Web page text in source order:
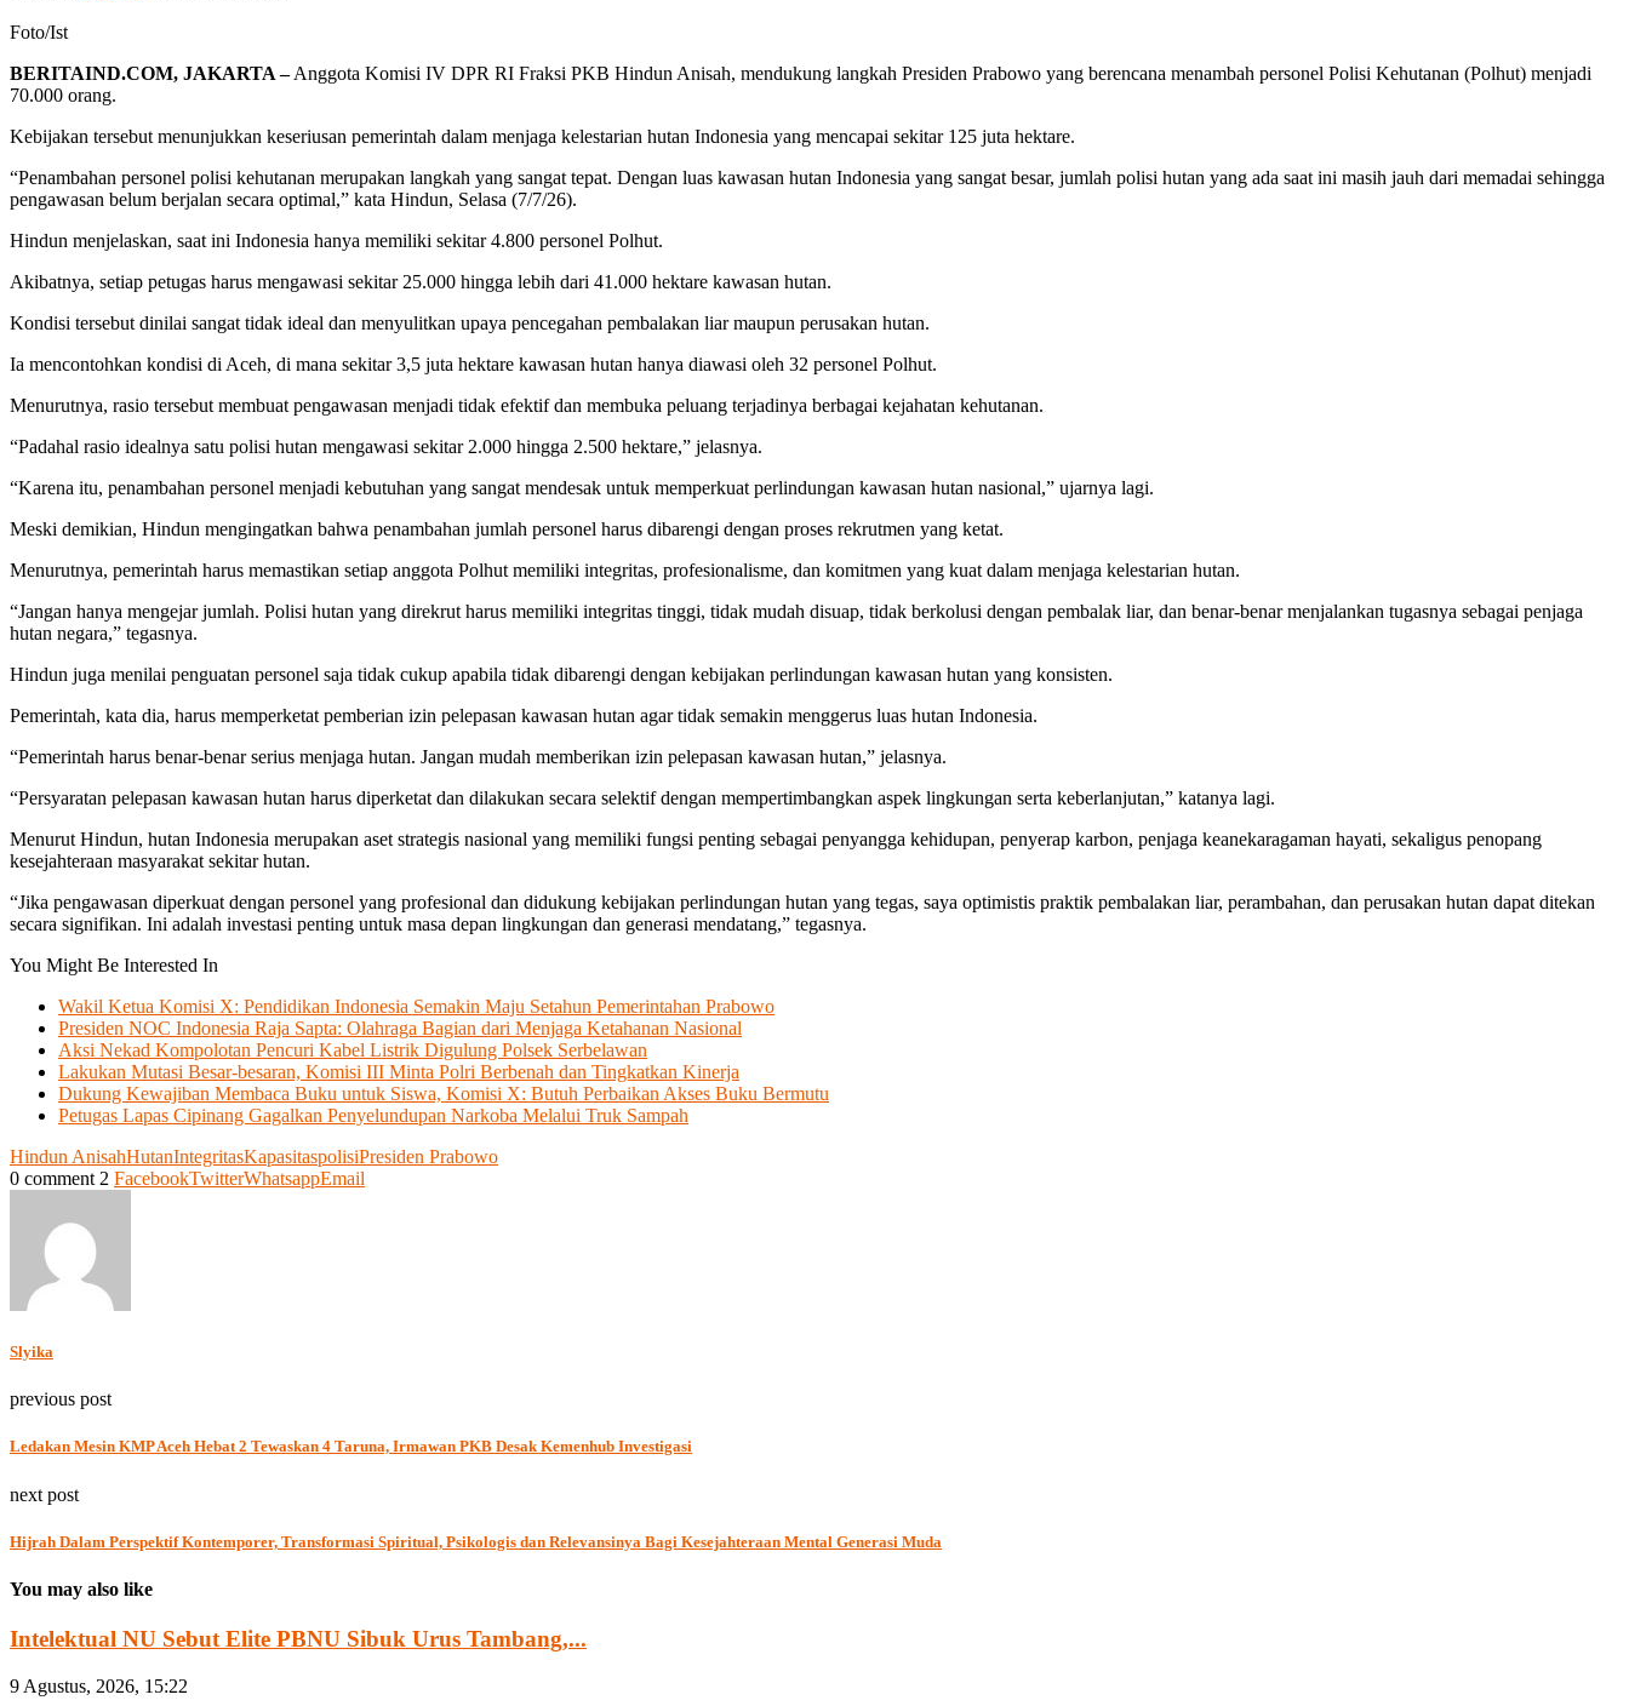
Foto/Ist
BERITAIND.COM, JAKARTA –Anggota Komisi IV DPR RI Fraksi PKB Hindun Anisah, mendukung langkah Presiden Prabowo yang berencana menambah personel Polisi Kehutanan (Polhut) menjadi
70.000 orang.
Kebijakan tersebut menunjukkan keseriusan pemerintah dalam menjaga kelestarian hutan Indonesia yang mencapai sekitar 125 juta hektare.
“Penambahan personel polisi kehutanan merupakan langkah yang sangat tepat. Dengan luas kawasan hutan Indonesia yang sangat besar, jumlah polisi hutan yang ada saat ini masih jauh dari memadai sehingga
pengawasan belum berjalan secara optimal,” kata Hindun, Selasa (7/7/26).
Hindun menjelaskan, saat ini Indonesia hanya memiliki sekitar 4.800 personel Polhut.
Akibatnya, setiap petugas harus mengawasi sekitar 25.000 hingga lebih dari 41.000 hektare kawasan hutan.
Kondisi tersebut dinilai sangat tidak ideal dan menyulitkan upaya pencegahan pembalakan liar maupun perusakan hutan.
Ia mencontohkan kondisi di Aceh, di mana sekitar 3,5 juta hektare kawasan hutan hanya diawasi oleh 32 personel Polhut.
Menurutnya, rasio tersebut membuat pengawasan menjadi tidak efektif dan membuka peluang terjadinya berbagai kejahatan kehutanan.
“Padahal rasio idealnya satu polisi hutan mengawasi sekitar 2.000 hingga 2.500 hektare,” jelasnya.
“Karena itu, penambahan personel menjadi kebutuhan yang sangat mendesak untuk memperkuat perlindungan kawasan hutan nasional,” ujarnya lagi.
Meski demikian, Hindun mengingatkan bahwa penambahan jumlah personel harus dibarengi dengan proses rekrutmen yang ketat.
Menurutnya, pemerintah harus memastikan setiap anggota Polhut memiliki integritas, profesionalisme, dan komitmen yang kuat dalam menjaga kelestarian hutan.
“Jangan hanya mengejar jumlah. Polisi hutan yang direkrut harus memiliki integritas tinggi, tidak mudah disuap, tidak berkolusi dengan pembalak liar, dan benar-benar menjalankan tugasnya sebagai penjaga
hutan negara,” tegasnya.
Hindun juga menilai penguatan personel saja tidak cukup apabila tidak dibarengi dengan kebijakan perlindungan kawasan hutan yang konsisten.
Pemerintah, kata dia, harus memperketat pemberian izin pelepasan kawasan hutan agar tidak semakin menggerus luas hutan Indonesia.
“Pemerintah harus benar-benar serius menjaga hutan. Jangan mudah memberikan izin pelepasan kawasan hutan,” jelasnya.
“Persyaratan pelepasan kawasan hutan harus diperketat dan dilakukan secara selektif dengan mempertimbangkan aspek lingkungan serta keberlanjutan,” katanya lagi.
Menurut Hindun, hutan Indonesia merupakan aset strategis nasional yang memiliki fungsi penting sebagai penyangga kehidupan, penyerap karbon, penjaga keanekaragaman hayati, sekaligus penopang
kesejahteraan masyarakat sekitar hutan.
“Jika pengawasan diperkuat dengan personel yang profesional dan didukung kebijakan perlindungan hutan yang tegas, saya optimistis praktik pembalakan liar, perambahan, dan perusakan hutan dapat ditekan
secara signifikan. Ini adalah investasi penting untuk masa depan lingkungan dan generasi mendatang,” tegasnya.
You Might Be Interested In
Wakil Ketua Komisi X: Pendidikan Indonesia Semakin Maju Setahun Pemerintahan Prabowo
Presiden NOC Indonesia Raja Sapta: Olahraga Bagian dari Menjaga Ketahanan Nasional
Aksi Nekad Kompolotan Pencuri Kabel Listrik Digulung Polsek Serbelawan
Lakukan Mutasi Besar-besaran, Komisi III Minta Polri Berbenah dan Tingkatkan Kinerja
Dukung Kewajiban Membaca Buku untuk Siswa, Komisi X: Butuh Perbaikan Akses Buku Bermutu
Petugas Lapas Cipinang Gagalkan Penyelundupan Narkoba Melalui Truk Sampah
Hindun AnisahHutanIntegritasKapasitaspolisiPresiden Prabowo
0 comment 2 FacebookTwitterWhatsappEmail
Slyika
previous post
Ledakan Mesin KMP Aceh Hebat 2 Tewaskan 4 Taruna, Irmawan PKB Desak Kemenhub Investigasi
next post
Hijrah Dalam Perspektif Kontemporer, Transformasi Spiritual, Psikologis dan Relevansinya Bagi Kesejahteraan Mental Generasi Muda
You may also like
Intelektual NU Sebut Elite PBNU Sibuk Urus Tambang,...
9 Agustus, 2026, 15:22